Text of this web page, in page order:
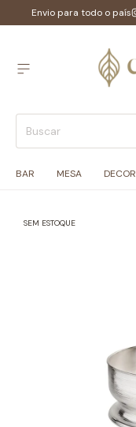
Envio para todo o país
BAR MESA DECOR
SEM ESTOQUE